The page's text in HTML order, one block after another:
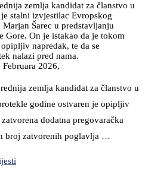
zemlja kandidat za članstvo u
stalni izvjestilac Evropskog
Šarec u predstavljanju
Gore. On je istakao da je tokom
napredak, te da se
nalazi pred nama.
Februara 2026,
zemlja kandidat za članstvo u
godine ostvaren je opipljiv
dodatna pregovaračka
broj zatvorenih poglavlja …